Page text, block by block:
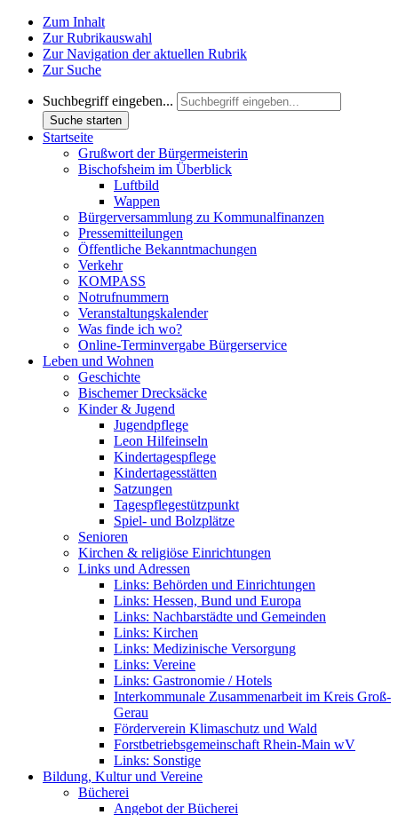
Zum Inhalt
Zur Rubrikauswahl
Zur Navigation der aktuellen Rubrik
Zur Suche
Suchbegriff eingeben...
Suche starten
Startseite
Grußwort der Bürgermeisterin
Bischofsheim im Überblick
Luftbild
Wappen
Bürgerversammlung zu Kommunalfinanzen
Pressemitteilungen
Öffentliche Bekanntmachungen
Verkehr
KOMPASS
Notrufnummern
Veranstaltungskalender
Was finde ich wo?
Online-Terminvergabe Bürgerservice
Leben und Wohnen
Geschichte
Bischemer Drecksäcke
Kinder & Jugend
Jugendpflege
Leon Hilfeinseln
Kindertagespflege
Kindertagesstätten
Satzungen
Tagespflegestützpunkt
Spiel- und Bolzplätze
Senioren
Kirchen & religiöse Einrichtungen
Links und Adressen
Links: Behörden und Einrichtungen
Links: Hessen, Bund und Europa
Links: Nachbarstädte und Gemeinden
Links: Kirchen
Links: Medizinische Versorgung
Links: Vereine
Links: Gastronomie / Hotels
Interkommunale Zusammenarbeit im Kreis Groß-
Gerau
Förderverein Klimaschutz und Wald
Forstbetriebsgemeinschaft Rhein-Main wV
Links: Sonstige
Bildung, Kultur und Vereine
Bücherei
Angebot der Bücherei